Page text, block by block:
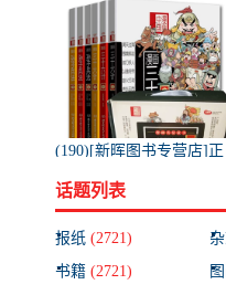
绘本故事书套装10册 适月
销量1925件仅售19.8元
(190)[新晖图书专营店]正
量119件仅售62.3元
话题列表
报纸 (2721)
书籍 (2721)